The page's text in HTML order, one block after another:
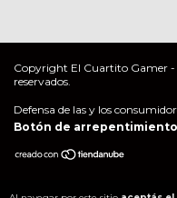
Copyright El Cuartito Gamer -
reservados.
Defensa de las y los
Botón de arrepentimiento